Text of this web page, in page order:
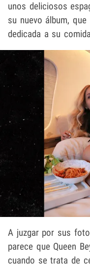
unos deliciosos
su nuevo álbum,
dedicada a su
A juzgar por sus
parece que Queen
cuando se trata de